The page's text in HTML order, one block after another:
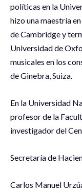
políticas en la
hizo una maestría
de Cambridge y
Universidad de
musicales en los
de Ginebra, Suiza.
En la Universidad
profesor de la
investigador del
Secretaría de
Carlos Manuel